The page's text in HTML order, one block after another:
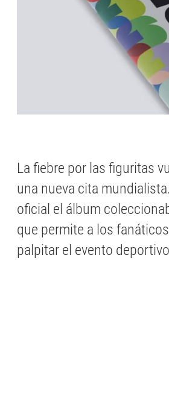
La fiebre por las figuritas
una nueva cita
oficial el álbum
que permite a los
palpitar el evento